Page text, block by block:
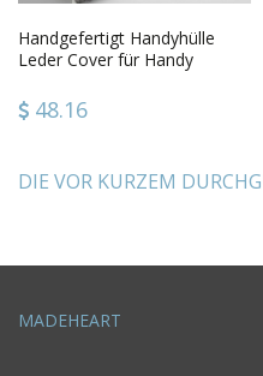
Handgefertigt Handyhülle
Leder Cover für Handy
48.16
DIE VOR KURZEM
MADEHEART